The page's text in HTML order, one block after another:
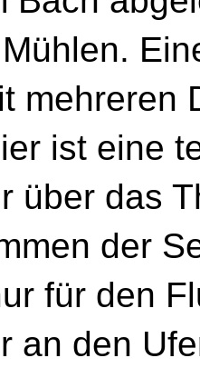
mehreren
ist eine
über das
der
für den
an den